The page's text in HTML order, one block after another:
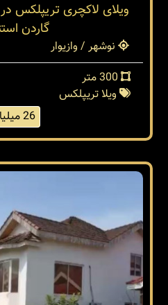
ویلای لاکچری تریپلکس
گاردن
نوشهر / وازیوار
ویلا تریپلکس
26 میلیارد